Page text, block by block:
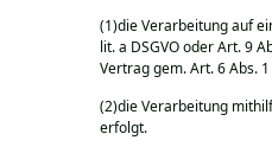
(1)die Verarbeitung auf
lit. a DSGVO oder Art. 9
Vertrag gem. Art. 6 Abs.
(2)die Verarbeitung
erfolgt.